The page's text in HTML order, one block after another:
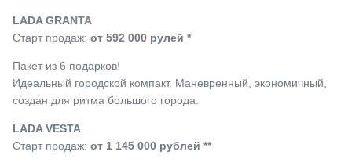
LADA GRANTA
Старт продаж: от 592 000 рулей *
Пакет из 6 подарков!
Идеальный городской компакт. Маневренный, экономичный,
создан для ритма большого города.
LADA VESTA
Старт продаж: от 1 145 000 рублей **